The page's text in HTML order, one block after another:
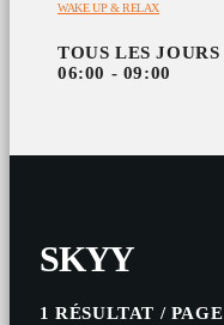
WAKE UP & RELAX
TOUS LES
06:00 - 09:00
SKYY
1 RÉSULTAT /